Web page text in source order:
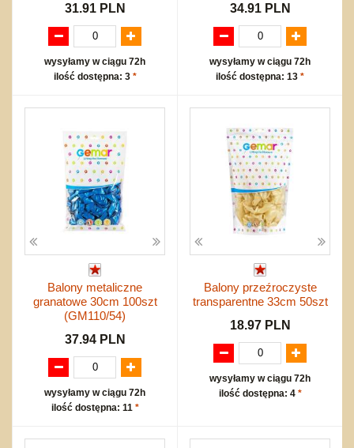
31.91 PLN
wysyłamy w ciągu 72h
ilość dostępna: 3 *
34.91 PLN
wysyłamy w ciągu 72h
ilość dostępna: 13 *
Balony metaliczne
granatowe 30cm 100szt
(GM110/54)
37.94 PLN
wysyłamy w ciągu 72h
ilość dostępna: 11 *
Balony przeźroczyste
transparentne 33cm 50szt
18.97 PLN
wysyłamy w ciągu 72h
ilość dostępna: 4 *